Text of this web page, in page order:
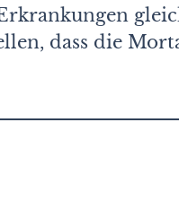
dass die